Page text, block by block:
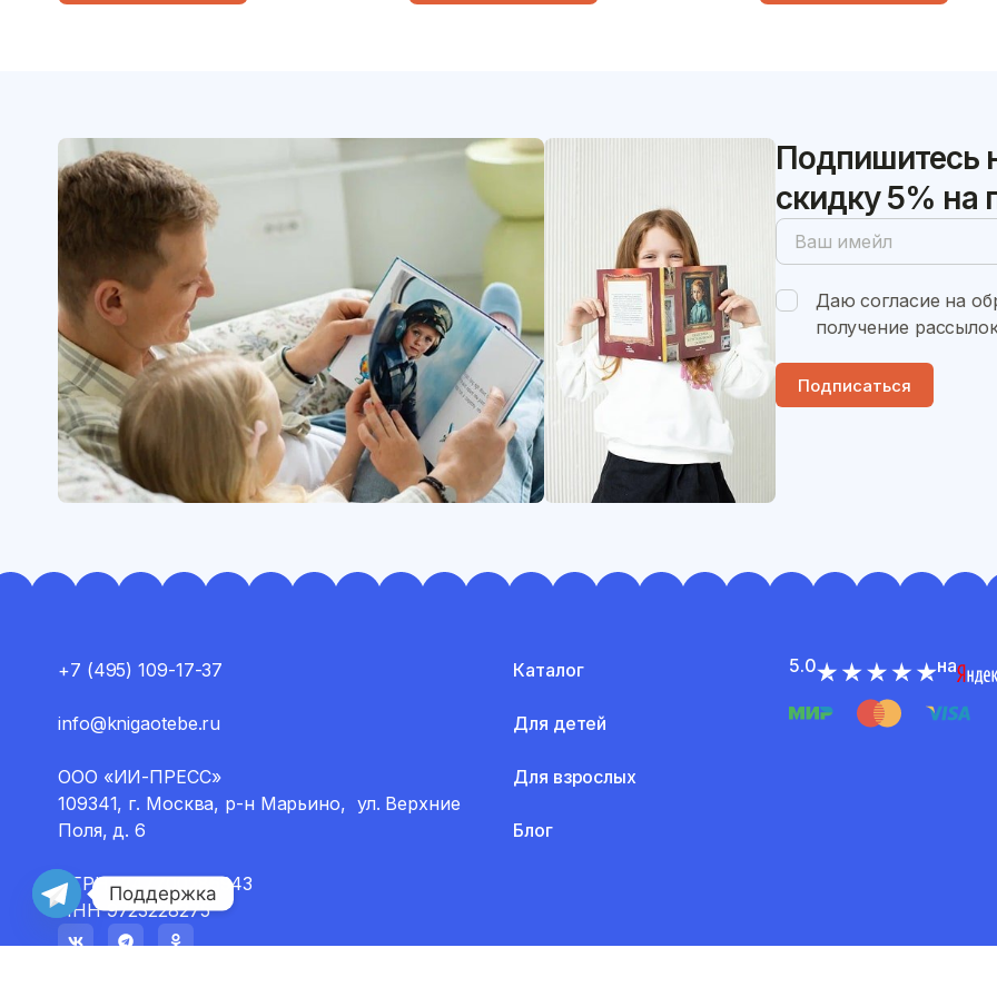
цветов, узнать, какого цвета
прогулку в карете, помочь маме
как строительный кран
Подпишитесь
скидку 5% на
Даю согласие на
получение
Подписаться
+7 (495) 109-17-37
info@knigaotebe.ru
ООО «ИИ-ПРЕСС»
109341, г. Москва, р-н Марьино, ул. Верхние
Поля, д. 6
ОГРН 1247700286943
ИНН 9723228275
Каталог
Для детей
Для взрослых
Блог
5.0 на
Поддержка